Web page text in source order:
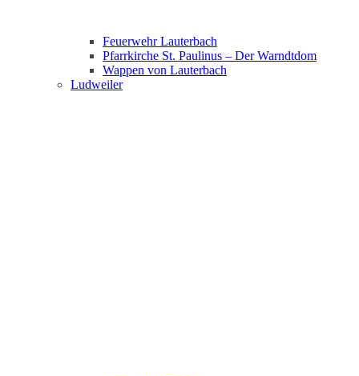
Feuerwehr Lauterbach
Pfarrkirche St. Paulinus – Der Warndtdom
Wappen von Lauterbach
Ludweiler